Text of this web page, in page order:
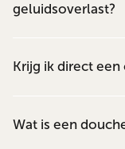
geluidsoverlast?
Krijg ik direct
Wat is een